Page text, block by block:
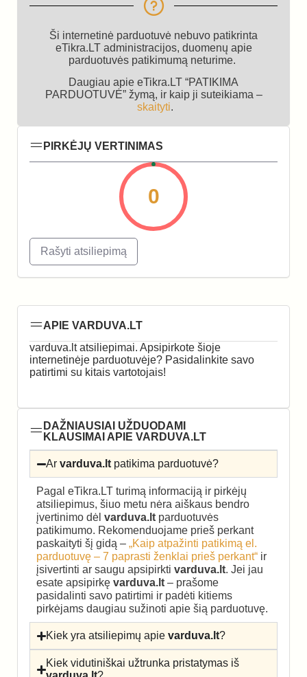
Ši internetinė parduotuvė nebuvo patikrinta
eTikra.LT administracijos, duomenų apie
parduotuvės patikimumą neturime.
Daugiau apie eTikra.LT “PATIKIMA
PARDUOTUVĖ” žymą, ir kaip ji suteikiama –
skaityti.
PIRKĖJŲ VERTINIMAS
0
Rašyti atsiliepimą
APIE VARDUVA.LT
varduva.lt atsiliepimai. Apsipirkote šioje
internetinėje parduotuvėje? Pasidalinkite savo
patirtimi su kitais vartotojais!
DAŽNIAUSIAI UŽDUODAMI
KLAUSIMAI APIE VARDUVA.LT
Arvarduva.lt patikima parduotuvė?
Pagal eTikra.LT turimą informaciją ir pirkėjų
atsiliepimus, šiuo metu nėra aiškaus bendro
įvertinimo dėl varduva.lt parduotuvės
patikimumo. Rekomenduojame prieš perkant
paskaityti šį gidą – „Kaip atpažinti patikimą el.
parduotuvę – 7 paprasti ženklai prieš perkant“ ir
įsivertinti ar saugu apsipirkti varduva.lt. Jei jau
esate apsipirkę varduva.lt – prašome
pasidalinti savo patirtimi ir padėti kitiems
pirkėjams daugiau sužinoti apie šią parduotuvę.
Kiek yra atsiliepimų apievarduva.lt?
Kiek vidutiniškai užtrunka pristatymas iš